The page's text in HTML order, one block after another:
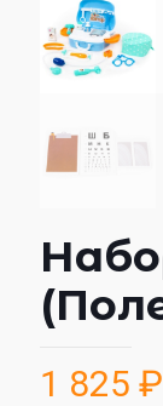
1 825 ₽